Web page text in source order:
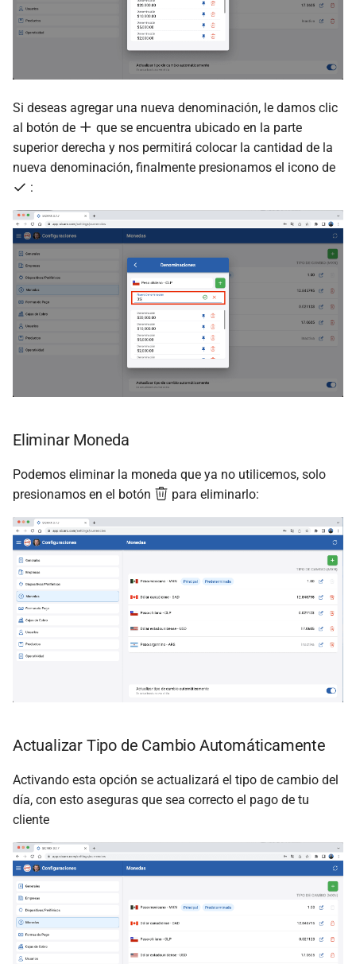
Si deseas agregar una nueva denominación, le damos clic
al botón de
que se encuentra ubicado en la parte
superior derecha y nos permitirá colocar la cantidad de la
nueva denominación, finalmente presionamos el icono de
:
Eliminar Moneda
Podemos eliminar la moneda que ya no utilicemos, solo
presionamos en el botón
para eliminarlo:
Actualizar Tipo de Cambio Automáticamente
Activando esta opción se actualizará el tipo de cambio del
día, con esto aseguras que sea correcto el pago de tu
cliente